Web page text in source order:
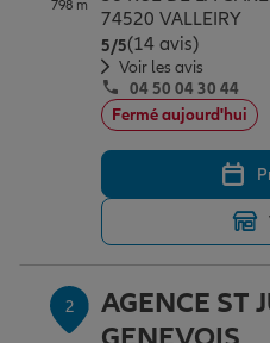
Assurance emprunteur
Prévoyance et dépendance
Assurance animal de
Protection de la famille
Protection juridique
Épargne & retraite
Plan épargne retraite
Assurance vie
Placements financiers
Vos projets
Partir en vacances
Déménager
Conseil assurance
Outre-mer
798 m
74520 VALLEIRY
5/5Note de 5 sur 5
(14 avis)
Voir les avis
04 50 04 30 44
Fermé aujourd'hui
2
AGENCE ST